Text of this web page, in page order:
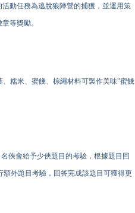
動任務為逃脫狼陣營的捕獲，並運用策
等獎勵。
糯米、蜜餞、棕繩材料可製作美味"蜜餞
俠會給予少俠題目的考驗，根據題目回
外題目考驗，回答完成該題目可獲得更